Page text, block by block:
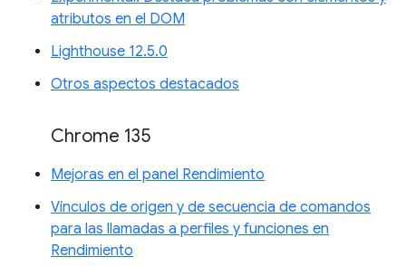
atributos en el DOM
Lighthouse 12.5.0
Otros aspectos destacados
Chrome 135
Mejoras en el panel Rendimiento
Vínculos de origen y de secuencia de comandos
para las llamadas a perfiles y funciones en
Rendimiento